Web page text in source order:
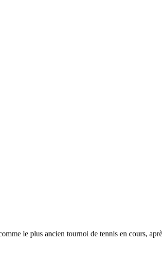
le plus ancien tournoi de tennis en cours,